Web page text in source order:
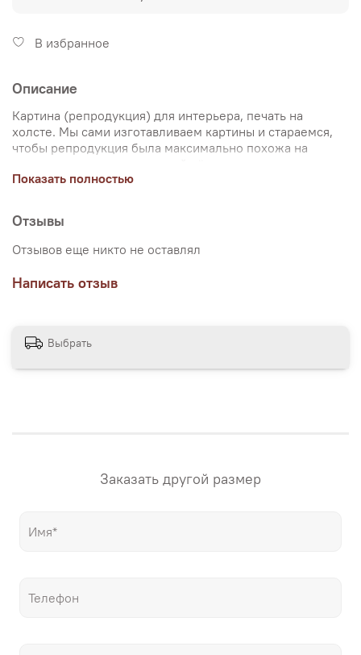
В избранное
Описание
Картина (репродукция) для интерьера, печать на
холсте. Мы сами изготавливаем картины и стараемся,
чтобы репродукция была максимально похожа на
Именно поэтому, мы уделяем особое внимание
печати используются художественный хлопковый холст
и экологические чернила. Репродукцию можно купить
на подрамнике (деревянный подрамник, галерейная
натяжка) или без подрамника (только холст,
доставляется в рулоне в тубусе). Картина продается в
нескольких вариантах размеров, представленных на
репродукции мировых шедевров живописи, только
Показать полностью
Отзывы
Отзывов еще никто не оставлял
Написать отзыв
Выбрать
Заказать другой размер